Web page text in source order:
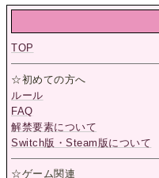
TOP
☆初めての方へ
ルール
FAQ
解禁要素について
Switch版・Steam版について
☆ゲーム関連